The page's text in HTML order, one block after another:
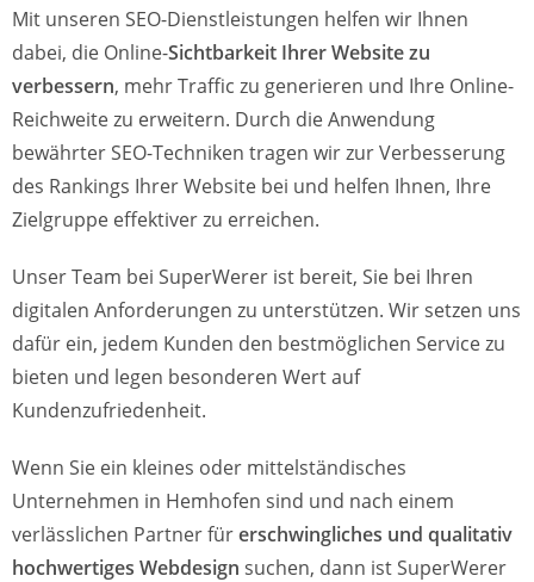
Mit unseren SEO-Dienstleistungen helfen wir Ihnen
dabei, die Online-Sichtbarkeit Ihrer Website zu
verbessern, mehr Traffic zu generieren und Ihre Online-
Reichweite zu erweitern. Durch die Anwendung
bewährter SEO-Techniken tragen wir zur Verbesserung
des Rankings Ihrer Website bei und helfen Ihnen, Ihre
Zielgruppe effektiver zu erreichen.
Unser Team bei SuperWerer ist bereit, Sie bei Ihren
digitalen Anforderungen zu unterstützen. Wir setzen uns
dafür ein, jedem Kunden den bestmöglichen Service zu
bieten und legen besonderen Wert auf
Kundenzufriedenheit.
Wenn Sie ein kleines oder mittelständisches
Unternehmen in Hemhofen sind und nach einem
verlässlichen Partner fürerschwingliches und qualitativ
hochwertiges Webdesign suchen, dann ist SuperWerer